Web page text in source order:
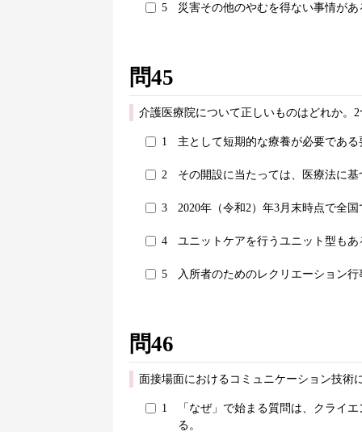
5 災害その他のやむを得ない事情が
問45
介護医療院について正しいものはどれか。
1 主として短期的な療養が必要であ
2 その開設に当たっては、医療法に
3 2020年（令和2）年3月末時点で全
4 ユニットケアを行うユニット型もあ
5 入所者のためのレクリエーション
問46
面接場面におけるコミュニケーション技術
1
「なぜ」で始まる質問は、クライ
る。